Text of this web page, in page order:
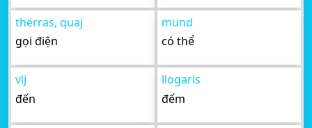
thërras, quaj
gọi điện
mund
có thể
vij
đến
llogaris
đếm